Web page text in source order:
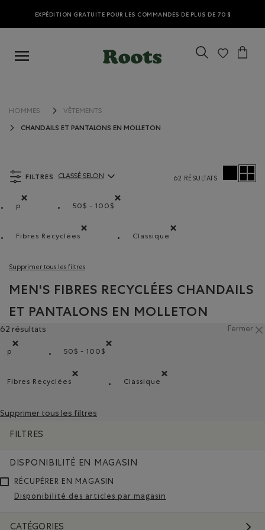
EXPÉDITION GRATUITE POUR LES COMMANDES DE PLUS DE 70 $
HOMMES VÊTEMENTS
CHANDAILS ET PANTALONS EN MOLLETON
FILTRES
p
50$ - 100$
Fibres Recyclées
Classique
Supprimer tous les filtres
ClassÃ© selon Articles:
CLASSÉ SELON 62 RÉSULTATS
MEN'S FIBRES RECYCLÉES CHANDAILS
ET PANTALONS EN MOLLETON
62 résultats Fermer
p
50$ - 100$
Fibres Recyclées
Classique
Supprimer tous les filtres
FILTRES
DISPONIBILITÉ EN MAGASIN
RÉCUPÉRER EN MAGASIN
Disponibilité des articles par magasin
CATÉGORIES